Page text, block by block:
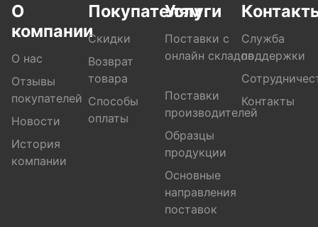
О
компании
О нас
Отзывы
покупателей
Новости
История
компании
Покупателям
Скидки
Возврат
товара
Способы
оплаты
Услуги
Поставки с
онлайн складов
Поставки
производителей
Образцы
продукции
Основные
направления
поставок
Служба
поддержки
Контакты